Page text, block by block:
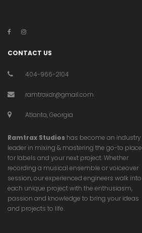
CONTACT US
404-966-2104
ramtraxdr@gmail.com
Atlanta, Georgia
Ramtrax Studios has become an industry
leader in mixing & mastering the go-to place
for labels and your next project. Whether
recording a musical ensemble or voiceover
session, our experienced engineers walk into
each unique project with the enthusiasm,
passion and knowledge to bring your ideas
and projects to life.